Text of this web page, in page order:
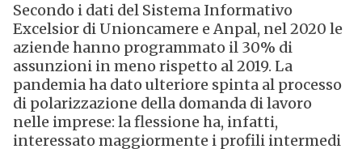
Secondo i dati del Sistema Informativo
Excelsior di Unioncamere e Anpal, nel 2020 le
aziende hanno programmato il 30% di
assunzioni in meno rispetto al 2019. La
pandemia ha dato ulteriore spinta al processo
di polarizzazione della domanda di lavoro
nelle imprese: la flessione ha, infatti,
interessato maggiormente i profili intermedi